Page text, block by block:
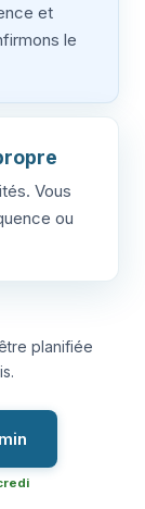
et
le
Vous
ou
planifiée